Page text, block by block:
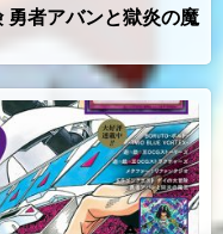
勇者アバンと獄炎の魔